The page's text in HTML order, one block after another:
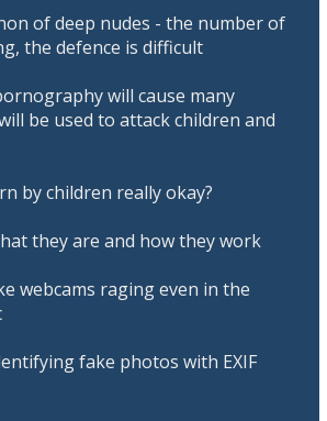
of deep nudes - the number of
the defence is difficult
will cause many
be used to attack children and
by children really okay?
they are and how they work
webcams raging even in the
fake photos with EXIF